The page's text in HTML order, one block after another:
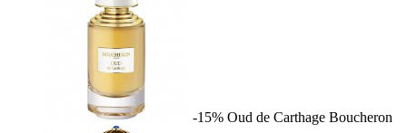
-15% Oud de Carthage Boucheron